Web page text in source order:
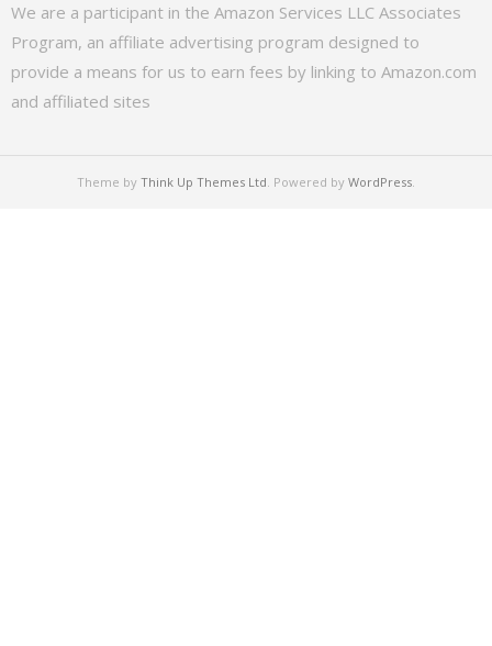
We are a participant in the Amazon Services LLC Associates
Program, an affiliate advertising program designed to
provide a means for us to earn fees by linking to Amazon.com
and affiliated sites
Theme by Think Up Themes Ltd. Powered by WordPress.